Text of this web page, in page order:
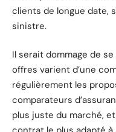
clients de longue date,
sinistre.
Il serait dommage de
offres varient d’une
régulièrement les
comparateurs
plus juste du marché,